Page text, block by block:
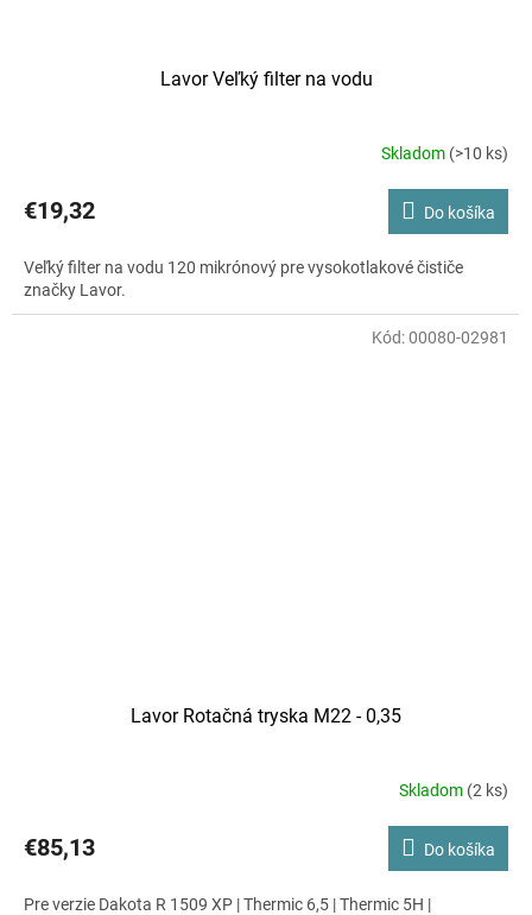
Lavor Veľký filter na vodu
produktu
je
z
5
hviezdičiek.
Skladom (>10 ks)
€19,32 Do košíka
Veľký filter na vodu 120 mikrónový pre vysokotlakové čističe
značky Lavor.
Lavor Rotačná tryska M22 - 0,35
Skladom (2 ks)
€85,13 Do košíka
Pre verzie Dakota R 1509 XP | Thermic 6,5 | Thermic 5H |
Kód:00080-02981